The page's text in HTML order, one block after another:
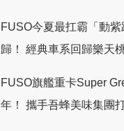
FUSO今夏最扛霸「動紫
歸！ 經典車系回歸樂天
FUSO旗艦重卡Super
年！ 攜手吾蜂美味集團